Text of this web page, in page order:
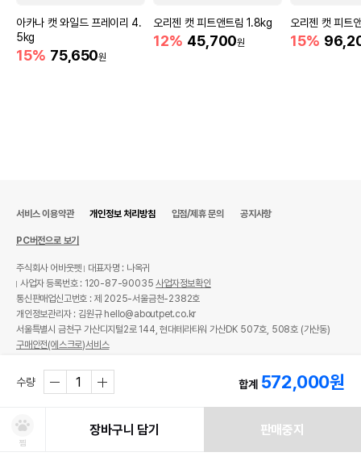
아카나 캣 와일드 프레이리 4.
5kg
15% 75,650원
오리젠 캣 피트앤트림 1.8kg
12% 45,700원
오리젠 캣 피트
15%
수량 합계 572,000원
찜
장바구니 담기 판매중지
서비스 이용약관 개인정보 처리방침 입점/제휴 문의 공지사항
PC버전으로 보기
주식회사 어바웃펫
대표자명 : 나옥귀
사업자 등록번호 : 120-87-90035사업자정보확인
통신판매업신고번호 : 제 2025-서울금천-2382호
개인정보관리자 : 김원규 hello@aboutpet.co.kr
서울특별시 금천구 가산디지털2로 144, 현대테라타워 가산DK 507호, 508호 (가산동)
구매안전(에스크로)서비스